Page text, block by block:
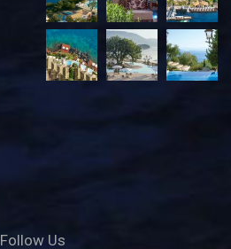
Follow Us